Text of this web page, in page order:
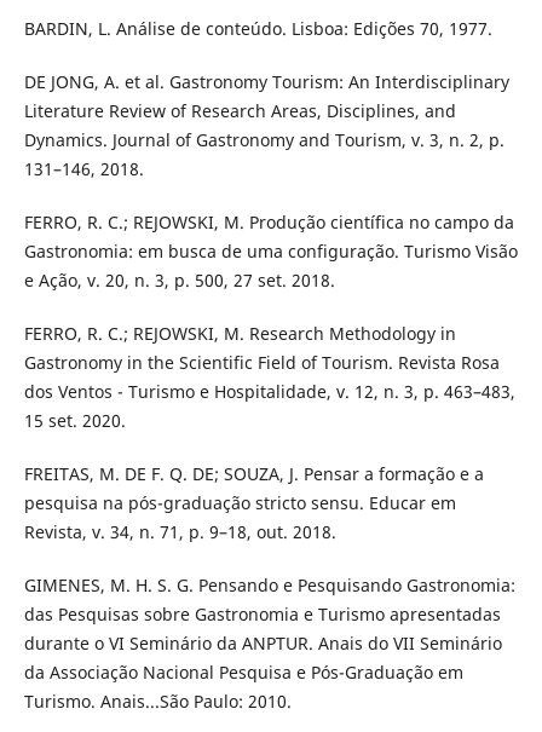
BARDIN, L. Análise de conteúdo. Lisboa: Edições 70, 1977.
DE JONG, A. et al. Gastronomy Tourism: An Interdisciplinary
Literature Review of Research Areas, Disciplines, and
Dynamics. Journal of Gastronomy and Tourism, v. 3, n. 2, p.
131–146, 2018.
FERRO, R. C.; REJOWSKI, M. Produção científica no campo da
Gastronomia: em busca de uma configuração. Turismo Visão
e Ação, v. 20, n. 3, p. 500, 27 set. 2018.
FERRO, R. C.; REJOWSKI, M. Research Methodology in
Gastronomy in the Scientific Field of Tourism. Revista Rosa
dos Ventos - Turismo e Hospitalidade, v. 12, n. 3, p. 463–483,
15 set. 2020.
FREITAS, M. DE F. Q. DE; SOUZA, J. Pensar a formação e a
pesquisa na pós-graduação stricto sensu. Educar em
Revista, v. 34, n. 71, p. 9–18, out. 2018.
GIMENES, M. H. S. G. Pensando e Pesquisando Gastronomia:
das Pesquisas sobre Gastronomia e Turismo apresentadas
durante o VI Seminário da ANPTUR. Anais do VII Seminário
da Associação Nacional Pesquisa e Pós-Graduação em
Turismo. Anais...São Paulo: 2010.